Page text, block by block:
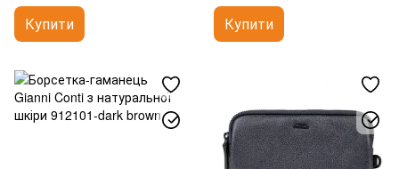
Купити Купити